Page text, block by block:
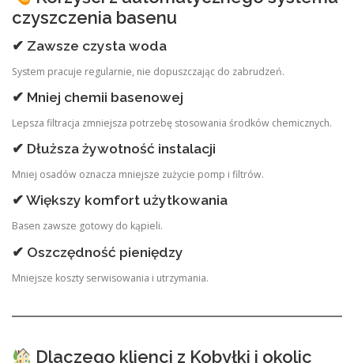
czyszczenia basenu
✔ Zawsze czysta woda
System pracuje regularnie, nie dopuszczając do zabrudzeń.
✔ Mniej chemii basenowej
Lepsza filtracja zmniejsza potrzebę stosowania środków chemicznych.
✔ Dłuższa żywotność instalacji
Mniej osadów oznacza mniejsze zużycie pomp i filtrów.
✔ Większy komfort użytkowania
Basen zawsze gotowy do kąpieli.
✔ Oszczędność pieniędzy
Mniejsze koszty serwisowania i utrzymania.
Dlaczego klienci z Kobyłki i okolic